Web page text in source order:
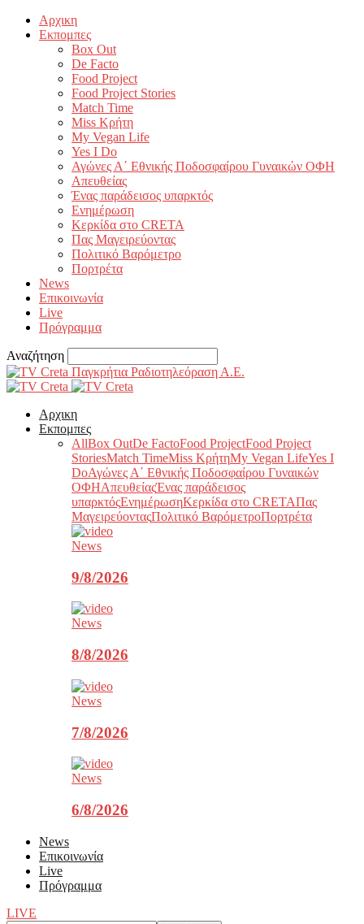
Αρχικη
Εκπομπες
Box Out
De Facto
Food Project
Food Project Stories
Match Time
Miss Κρήτη
My Vegan Life
Yes I Do
Αγώνες Α΄ Εθνικής Ποδοσφαίρου Γυναικών ΟΦΗ
Απευθείας
Ένας παράδεισος υπαρκτός
Ενημέρωση
Κερκίδα στο CRETA
Πας Μαγειρεύοντας
Πολιτικό Βαρόμετρο
Πορτρέτα
News
Επικοινωνία
Live
Πρόγραμμα
Αναζήτηση
Παγκρήτια Ραδιοτηλεόραση Α.Ε.
Αρχικη
Εκπομπες
AllBox OutDe FactoFood ProjectFood Project
StoriesMatch TimeMiss ΚρήτηMy Vegan LifeYes I
DoΑγώνες Α΄ Εθνικής Ποδοσφαίρου Γυναικών
ΟΦΗΑπευθείαςΈνας παράδεισος
υπαρκτόςΕνημέρωσηΚερκίδα στο CRETAΠας
ΜαγειρεύονταςΠολιτικό ΒαρόμετροΠορτρέτα
News
9/8/2026
News
8/8/2026
News
7/8/2026
News
6/8/2026
News
Επικοινωνία
Live
Πρόγραμμα
LIVE